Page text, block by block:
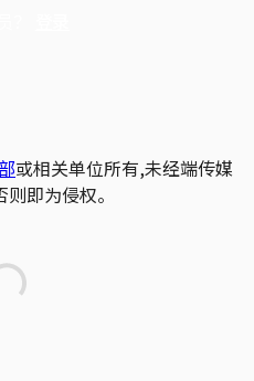
或相关单位所有,未经端传媒
即为侵权。